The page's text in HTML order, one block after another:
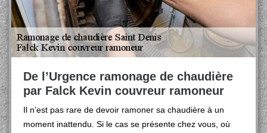
De l’Urgence ramonage de chaudière
par Falck Kevin couvreur ramoneur
Il n’est pas rare de devoir ramoner sa chaudière à un
moment inattendu. Si le cas se présente chez vous, où